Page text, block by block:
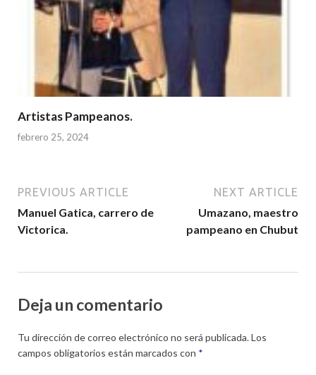
Artistas Pampeanos.
febrero 25, 2024
PREVIOUS ARTICLE
Manuel Gatica, carrero de
Victorica.
NEXT ARTICLE
Umazano, maestro
pampeano en Chubut
Deja un comentario
Tu dirección de correo electrónico no será publicada.Los
campos obligatorios están marcados con *